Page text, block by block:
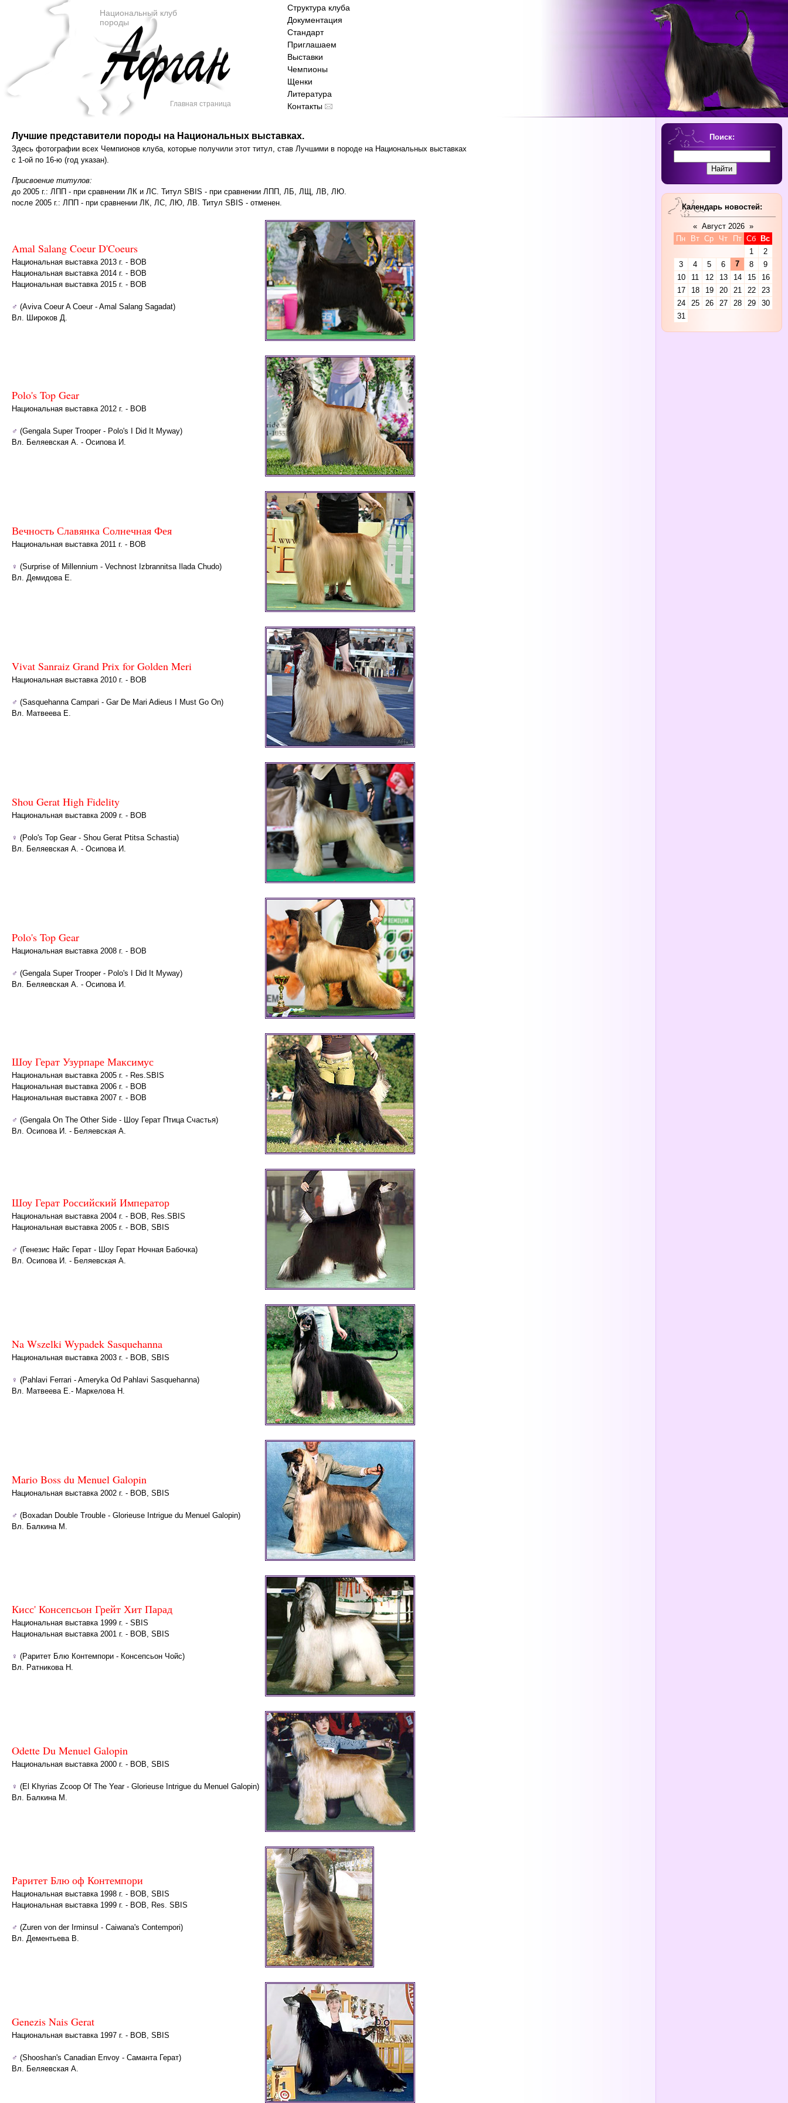
Национальный клуб
породы
Главная страница
Структура клуба
Документация
Стандарт
Приглашаем
Выставки
Чемпионы
Щенки
Литература
Контакты
Лучшие представители породы на Национальных выставках.
Здесь фотографии всех Чемпионов клуба, которые получили этот титул, став Лучшими в породе на Национальных выставках
с 1-ой по 16-ю (год указан).
Присвоение титулов:
до 2005 г.: ЛПП - при сравнении ЛК и ЛС. Титул SBIS - при сравнении ЛПП, ЛБ, ЛЩ, ЛВ, ЛЮ.
после 2005 г.: ЛПП - при сравнении ЛК, ЛС, ЛЮ, ЛВ. Титул SBIS - отменен.
Amal Salang Coeur D'Coeurs
Национальная выставка 2013 г. - BOB
Национальная выставка 2014 г. - BOB
Национальная выставка 2015 г. - BOB
♂ (Aviva Coeur A Coeur - Amal Salang Sagadat)
Вл. Широков Д.
Polo's Top Gear
Национальная выставка 2012 г. - BOB
♂ (Gengala Super Trooper - Polo's I Did It Myway)
Вл. Беляевская А. - Осипова И.
Вечность Славянка Солнечная Фея
Национальная выставка 2011 г. - BOB
♀ (Surprise of Millennium - Vechnost Izbrannitsa Ilada Chudo)
Вл. Демидова Е.
Vivat Sanraiz Grand Prix for Golden Meri
Национальная выставка 2010 г. - BOB
♂ (Sasquehanna Campari - Gar De Mari Adieus I Must Go On)
Вл. Матвеева Е.
Shou Gerat High Fidelity
Национальная выставка 2009 г. - BOB
♀ (Polo's Top Gear - Shou Gerat Ptitsa Schastia)
Вл. Беляевская А. - Осипова И.
Polo's Top Gear
Национальная выставка 2008 г. - BOB
♂ (Gengala Super Trooper - Polo's I Did It Myway)
Вл. Беляевская А. - Осипова И.
Шоу Герат Узурпаре Максимус
Национальная выставка 2005 г. - Res.SBIS
Национальная выставка 2006 г. - BOB
Национальная выставка 2007 г. - ВОВ
♂ (Gengala On The Other Side - Шоу Герат Птица Счастья)
Вл. Осипова И. - Беляевская А.
Шоу Герат Российский Император
Национальная выставка 2004 г. - BOB, Res.SBIS
Национальная выставка 2005 г. - BOB, SBIS
♂ (Генезис Найс Герат - Шоу Герат Ночная Бабочка)
Вл. Осипова И. - Беляевская А.
Na Wszelki Wypadek Sasquehanna
Национальная выставка 2003 г. - BOB, SBIS
♀ (Pahlavi Ferrari - Ameryka Od Pahlavi Sasquehanna)
Вл. Матвеева Е.- Маркелова Н.
Mario Boss du Menuel Galopin
Национальная выставка 2002 г. - BOB, SBIS
♂ (Boxadan Double Trouble - Glorieuse Intrigue du Menuel Galopin)
Вл. Балкина М.
Кисс' Консепсьон Грейт Хит Парад
Национальная выставка 1999 г. - SBIS
Национальная выставка 2001 г. - BOB, SBIS
♀ (Раритет Блю Контемпори - Консепсьон Чойс)
Вл. Ратникова Н.
Odette Du Menuel Galopin
Национальная выставка 2000 г. - BOB, SBIS
♀ (El Khyrias Zcoop Of The Year - Glorieuse Intrigue du Menuel Galopin)
Вл. Балкина М.
Раритет Блю оф Контемпори
Национальная выставка 1998 г. - BOB, SBIS
Национальная выставка 1999 г. - BOB, Res. SBIS
♂ (Zuren von der Irminsul - Caiwana's Contempori)
Вл. Дементьева В.
Genezis Nais Gerat
Национальная выставка 1997 г. - BOB, SBIS
♂ (Shooshan's Canadian Envoy - Саманта Герат)
Вл. Беляевская А.
Поиск:
Календарь новостей:
« Август 2026 »
Пн
Вт Ср Чт Пт Сб
Вс
1
2
3
4 5 6 7 8
9
10
11 12 13 14 15
16
17
18 19 20 21 22
23
24
25 26 27 28 29
30
31